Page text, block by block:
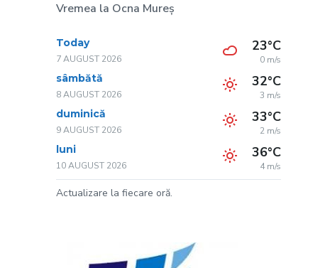
Vremea la Ocna Mureș
Today
7 AUGUST 2026
23°C
0 m/s
sâmbătă
8 AUGUST 2026
32°C
3 m/s
duminică
9 AUGUST 2026
33°C
2 m/s
luni
10 AUGUST 2026
36°C
4 m/s
Actualizare la fiecare oră.